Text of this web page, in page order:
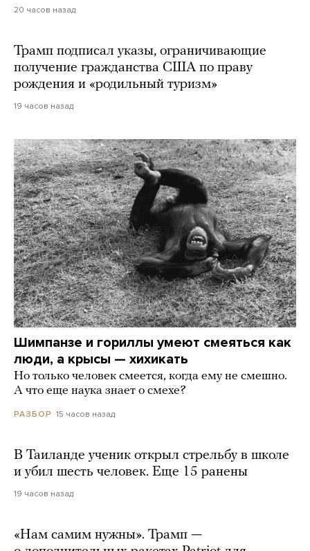
20 часов назад
Трамп подписал указы, ограничивающие
получение гражданства США по праву
рождения и «родильный туризм»
19 часов назад
Шимпанзе и гориллы умеют смеяться как
люди, а крысы — хихикать
Но только человек смеется, когда ему не смешно.
А что еще наука знает о смехе?
РАЗБОР 15 часов назад
В Таиланде ученик открыл стрельбу в школе
и убил шесть человек. Еще 15 ранены
19 часов назад
«Нам самим нужны». Трамп —